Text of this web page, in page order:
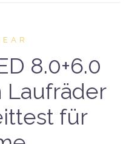
8.0+6.0
Laufräder
für